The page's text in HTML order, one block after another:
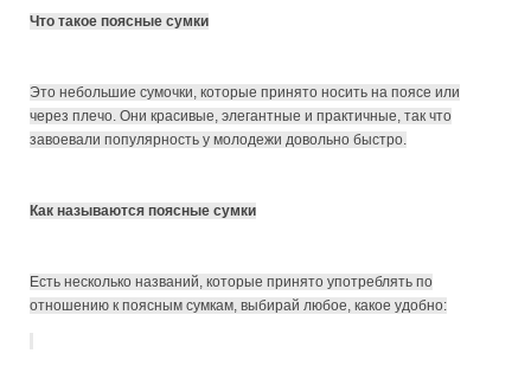
Что такое поясные сумки
Это небольшие сумочки, которые принято носить на поясе или
через плечо. Они красивые, элегантные и практичные, так что
завоевали популярность у молодежи довольно быстро.
Как называются поясные сумки
Есть несколько названий, которые принято употреблять по
отношению к поясным сумкам, выбирай любое, какое удобно: